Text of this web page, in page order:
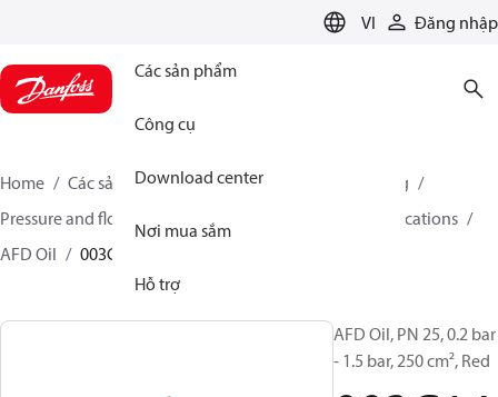
VI Đăng nhập
Các sản phẩm
Công cụ
Download center
Nơi mua sắm
Hỗ trợ
Home Các sản phẩm
Climate Solutions for heating
Pressure and flow controllers
Controllers for oil applications
AFD Oil
003G1486
AFD Oil, PN 25, 0.2 bar
- 1.5 bar, 250 cm², Red